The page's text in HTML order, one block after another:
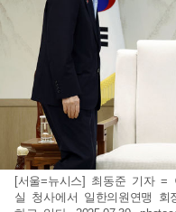
[서울=뉴시스] 최동준 기자 =
실 청사에서 일한의원연맹